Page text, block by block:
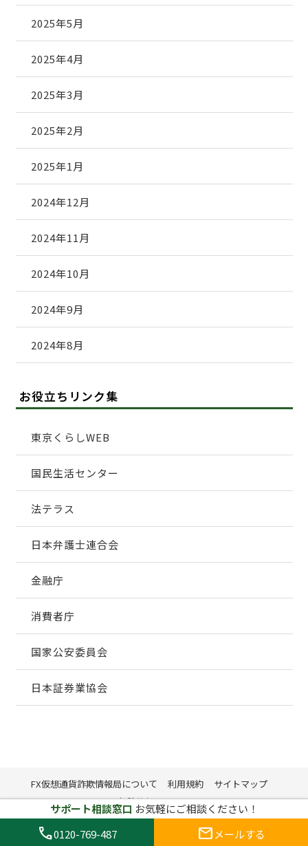
2025年5月
2025年4月
2025年3月
2025年2月
2025年1月
2024年12月
2024年11月
2024年10月
2024年9月
2024年8月
お役立ちリンク集
東京くらしWEB
国民生活センター
法テラス
日本弁護士連合会
金融庁
消費者庁
国家公安委員会
日本証券業協会
FX仮想通貨詐欺情報局について 利用規約
サイトマップ
削除依頼フォーム
© 2024 - 2026 FX仮想通貨詐欺情報局
サポート相談窓口 お気軽にご相談ください！
call0120-769-487 mail メールする